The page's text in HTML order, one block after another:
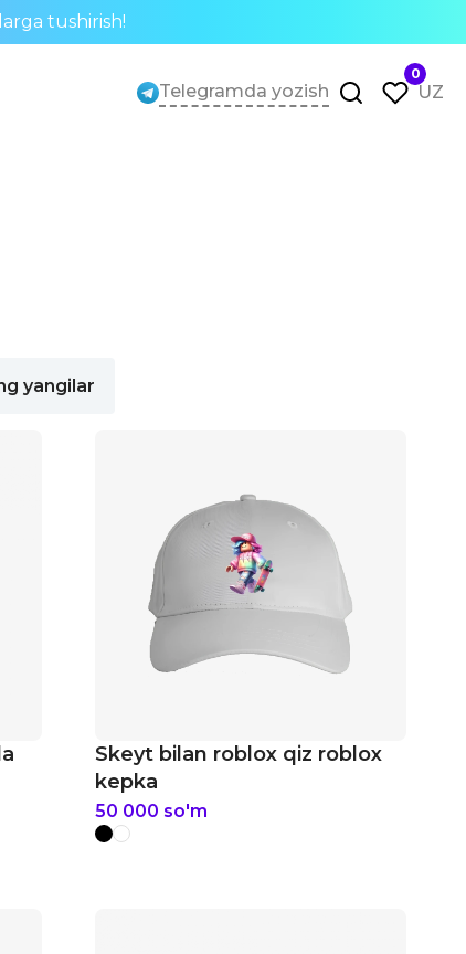
tushirish!
Telegramda yozish
0
UZ
yangilar
Skeyt bilan roblox qiz roblox
kepka
50 000 so'm